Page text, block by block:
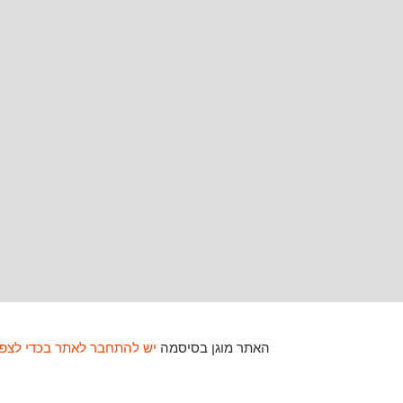
האתר מוגן בסיסמה יש להתחבר לאתר בכדי